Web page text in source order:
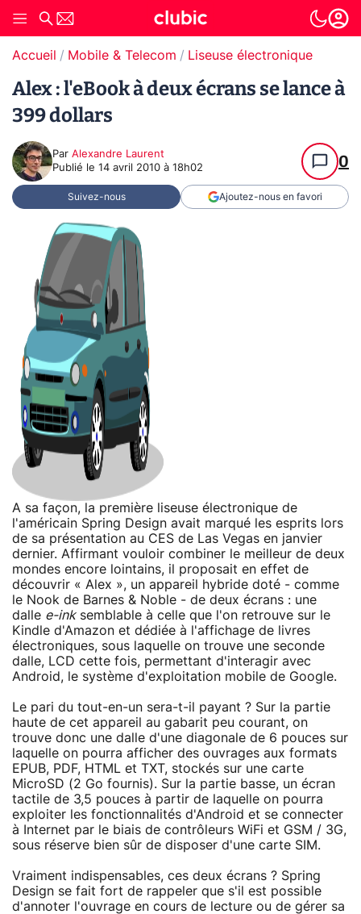
Accueil Mobile & Telecom Liseuse électronique
Alex : l'eBook à deux écrans se lance à
399 dollars
Par Alexandre Laurent
Publié le 14 avril 2010 à 18h02 0
Suivez-nous Ajoutez-nous en favori
A sa façon, la première liseuse électronique de
l'américain Spring Design avait marqué les esprits lors
de sa présentation au CES de Las Vegas en janvier
dernier. Affirmant vouloir combiner le meilleur de deux
mondes encore lointains, il proposait en effet de
découvrir « Alex », un appareil hybride doté - comme
le Nook de Barnes & Noble - de deux écrans : une
dalle e-inksemblable à celle que l'on retrouve sur le
Kindle d'Amazon et dédiée à l'affichage de livres
électroniques, sous laquelle on trouve une seconde
dalle, LCD cette fois, permettant d'interagir avec
Android, le système d'exploitation mobile de Google.
Le pari du tout-en-un sera-t-il payant ? Sur la partie
haute de cet appareil au gabarit peu courant, on
trouve donc une dalle d'une diagonale de 6 pouces sur
laquelle on pourra afficher des ouvrages aux formats
EPUB, PDF, HTML et TXT, stockés sur une carte
MicroSD (2 Go fournis). Sur la partie basse, un écran
tactile de 3,5 pouces à partir de laquelle on pourra
exploiter les fonctionnalités d'Android et se connecter
à Internet par le biais de contrôleurs WiFi et GSM / 3G,
sous réserve bien sûr de disposer d'une carte SIM.
Vraiment indispensables, ces deux écrans ? Spring
Design se fait fort de rappeler que s'il est possible
d'annoter l'ouvrage en cours de lecture ou de gérer sa